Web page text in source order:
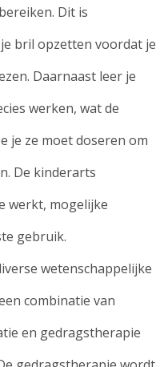
Dit is
bril opzetten voordat je
Daarnaast leer je
werken, wat de
je ze moet doseren om
De kinderarts
werkt, mogelijke
gebruik.
wetenschappelijke
combinatie van
en gedragstherapie